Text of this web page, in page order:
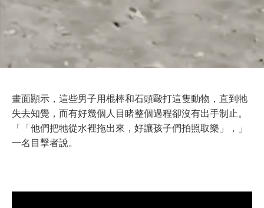
畫面顯示，這些男子用棍棒和石頭毆打這隻動物，直到牠
失去知覺，而有好幾個人目睹整個過程卻沒有出手制止。
「「他們把牠從水裡拖出來，好讓孩子們拍照取樂」，」
一名目擊者說。